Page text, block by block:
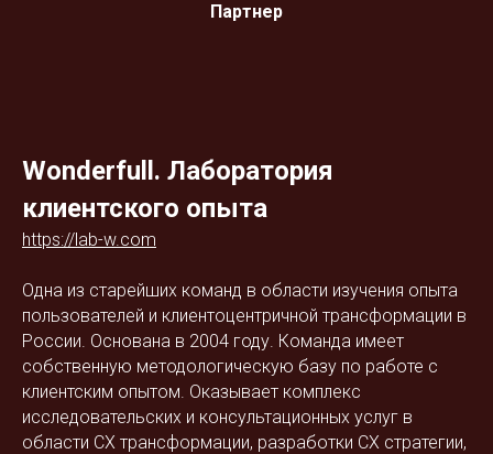
Партнер
Wonderfull. Лаборатория
клиентского опыта
https://lab-w.com
Одна из старейших команд в области изучения опыта
пользователей и клиентоцентричной трансформации в
России. Основана в 2004 году. Команда имеет
собственную методологическую базу по работе с
клиентским опытом. Оказывает комплекс
исследовательских и консультационных услуг в
области СХ трансформации, разработки СХ стратегии,